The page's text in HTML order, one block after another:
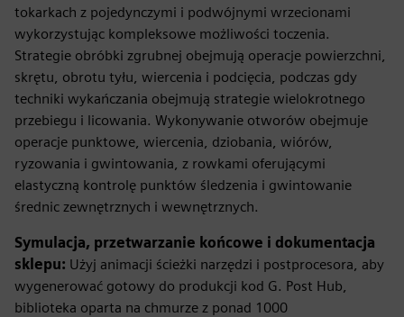
tokarkach z pojedynczymi i podwójnymi wrzecionami
wykorzystując kompleksowe możliwości toczenia.
Strategie obróbki zgrubnej obejmują operacje powierzchni,
skrętu, obrotu tyłu, wiercenia i podcięcia, podczas gdy
techniki wykańczania obejmują strategie wielokrotnego
przebiegu i licowania. Wykonywanie otworów obejmuje
operacje punktowe, wiercenia, dziobania, wiórów,
ryzowania i gwintowania, z rowkami oferującymi
elastyczną kontrolę punktów śledzenia i gwintowanie
średnic zewnętrznych i wewnętrznych.
Symulacja, przetwarzanie końcowe i dokumentacja
sklepu: Użyj animacji ścieżki narzędzi i postprocesora, aby
wygenerować gotowy do produkcji kod G. Post Hub,
biblioteka oparta na chmurze z ponad 1000